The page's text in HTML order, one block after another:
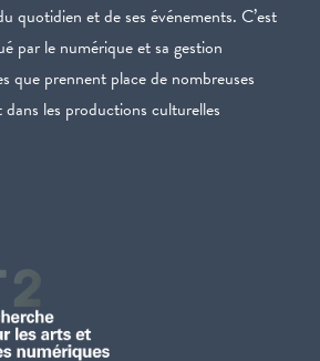
quotidien et de ses événements. C’est
par le numérique et sa gestion
que prennent place de nombreuses
dans les productions culturelles